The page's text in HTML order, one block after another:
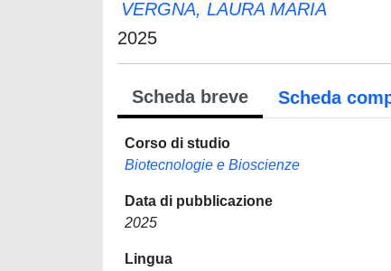
VERGNA, LAURA MARIA
2025
Scheda breve Scheda
Corso di studio
Biotecnologie e Bioscienze
Data di pubblicazione
2025
Lingua